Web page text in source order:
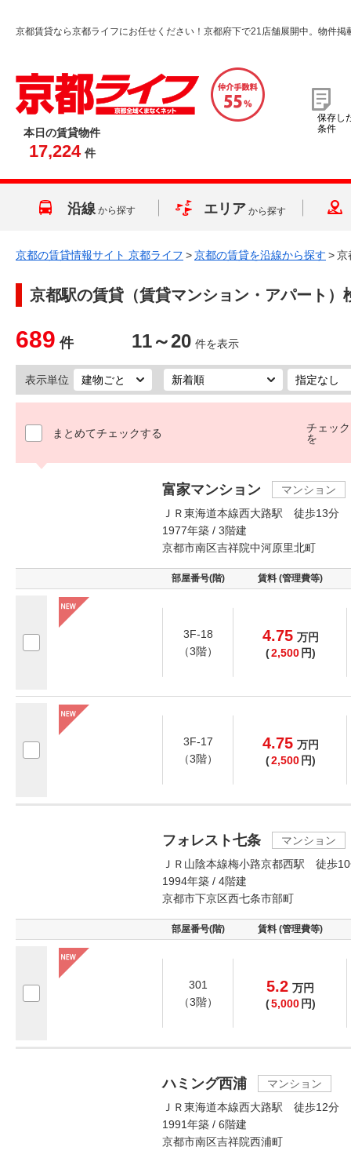
京都賃貸なら京都ライフにお任せください！京都府下で21店舗展開中。物件掲
本日の賃貸物件
17,224 件
保存し
条件
沿線 から探す エリア から探す
京都の賃貸情報サイト 京都ライフ >京都の賃貸を沿線から探す >京
京都駅の賃貸（賃貸マンション・アパート）
689 件 11～20 件を表示
表示単位
まとめてチェックする
チェッ
を
富家マンション
マンション
ＪＲ東海道本線西大路駅 徒歩13分
1977年築 / 3階建
京都市南区吉祥院中河原里北町
部屋番号(階) 賃料 (管理費等)
3F-18
（3階）
4.75 万円
(2,500 円)
3F-17
（3階）
4.75 万円
(2,500 円)
フォレスト七条
マンション
ＪＲ山陰本線梅小路京都西駅 徒歩
1994年築 / 4階建
京都市下京区西七条市部町
部屋番号(階) 賃料 (管理費等)
301
（3階）
5.2 万円
(5,000 円)
ハミング西浦
マンション
ＪＲ東海道本線西大路駅 徒歩12分
1991年築 / 6階建
京都市南区吉祥院西浦町